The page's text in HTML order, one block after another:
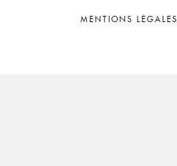
MENTIONS LÉGALES